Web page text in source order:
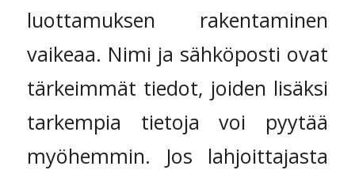
luottamuksen rakentaminen
vaikeaa. Nimi ja sähköposti ovat
tärkeimmät tiedot, joiden lisäksi
tarkempia tietoja voi pyytää
myöhemmin. Jos lahjoittajasta